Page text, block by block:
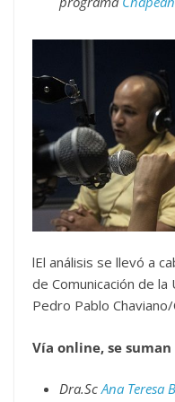
lEl análisis se llevó a
de Comunicación de
Pedro Pablo
Vía online, se
Dra.ScAna Teresa